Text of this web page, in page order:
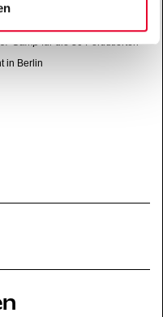
Campfür die 30 Porträtierten
Berlin